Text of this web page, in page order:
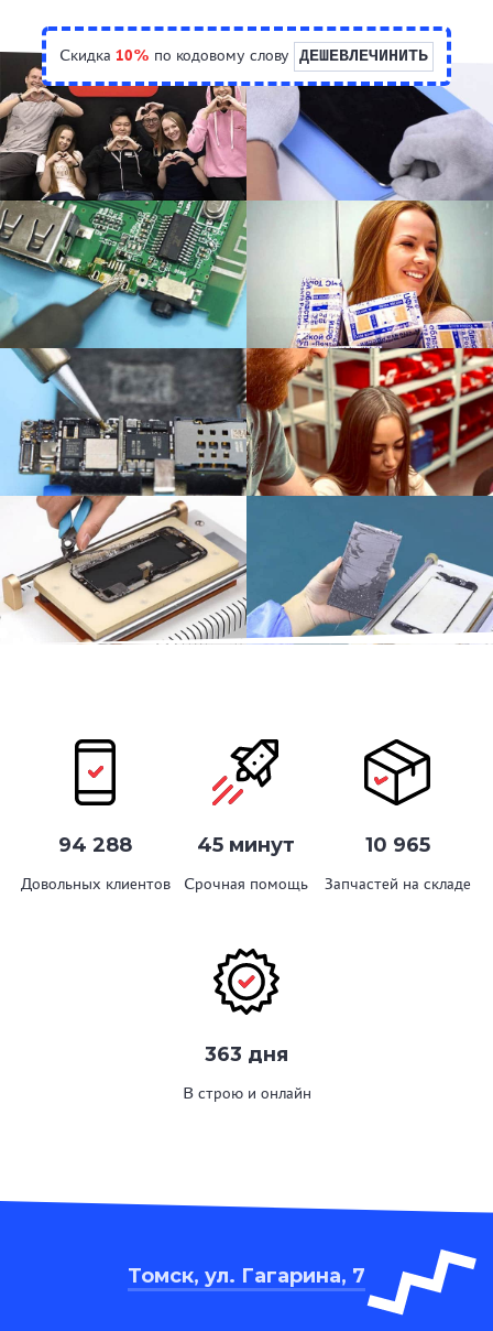
Скидка 10% по кодовому слову ДЕШЕВЛЕЧИНИТЬ
94 288
Довольных клиентов
45 минут
Срочная помощь
10 965
Запчастей на складе
363 дня
В строю и онлайн
Томск, ул. Гагарина, 7